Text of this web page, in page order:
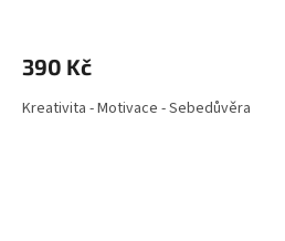
390 Kč
Kreativita - Motivace - Sebedůvěra